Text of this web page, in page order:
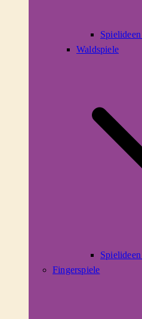
Waldspiele
Fingerspiele